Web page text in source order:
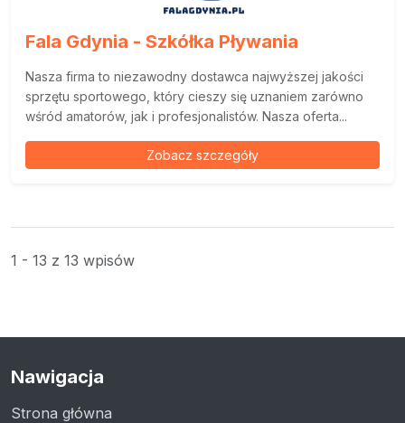
Fala Gdynia - Szkółka Pływania
Nasza firma to niezawodny dostawca najwyższej jakości
sprzętu sportowego, który cieszy się uznaniem zarówno
wśród amatorów, jak i profesjonalistów. Nasza oferta...
Zobacz szczegóły
1 - 13 z 13 wpisów
Nawigacja
Strona główna